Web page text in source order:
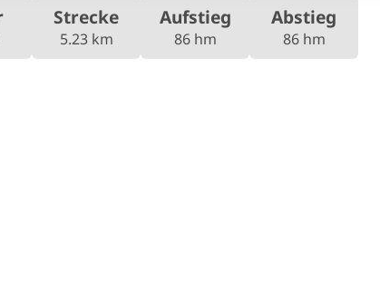
Strecke
5.23 km
Aufstieg
86 hm
Abstieg
86 hm